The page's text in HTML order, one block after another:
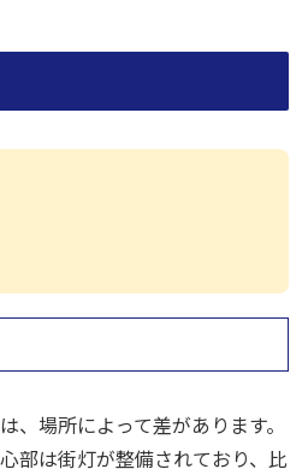
、場所によって差があります。
部は街灯が整備されており、比